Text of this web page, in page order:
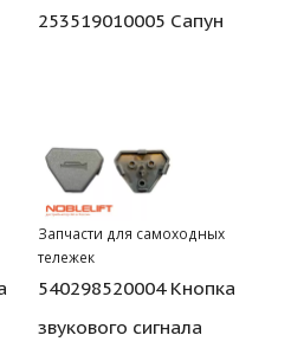
253519010005 Сапун
Запчасти для самоходных
тележек
540298520004 Кнопка
звукового сигнала